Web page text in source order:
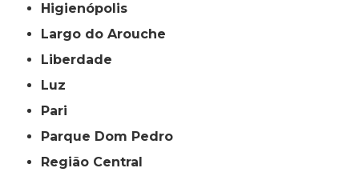
Higienópolis
Largo do Arouche
Liberdade
Luz
Pari
Parque Dom Pedro
Região Central